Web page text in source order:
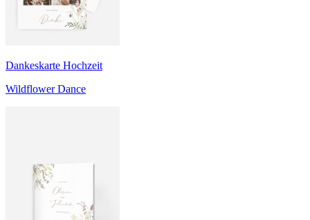
Dankeskarte Hochzeit
Wildflower Dance